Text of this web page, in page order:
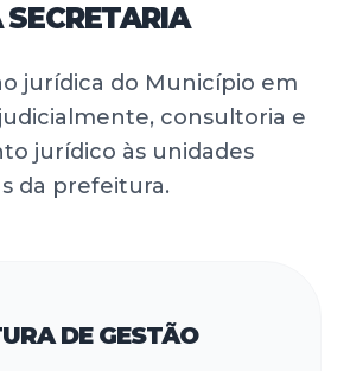
SECRETARIA
jurídica do Município em
consultoria e
jurídico às unidades
da prefeitura.
DE GESTÃO